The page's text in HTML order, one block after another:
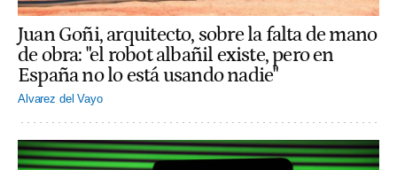
Juan Goñi, arquitecto, sobre la falta de mano
de obra: "el robot albañil existe, pero en
España no lo está usando nadie"
Alvarez del Vayo